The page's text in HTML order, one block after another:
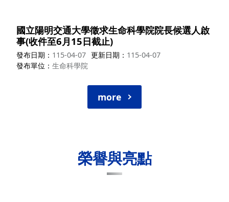
國立陽明交通大學徵求生命科學院院長候選人啟
事(收件至6月15日截止)
發布日期 115-04-07 更新日期
115-04-07
發布單位
生命科學院
more
榮譽與亮點